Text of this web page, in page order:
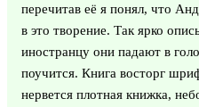
перечитав её я понял, что
в это творение. Так ярко
иностранцу они падают в
поучится. Книга восторг
нервется плотная книжка,